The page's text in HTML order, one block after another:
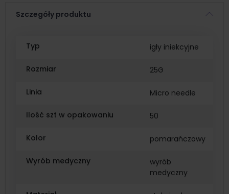
Szczegóły produktu
Typ igły iniekcyjne
Rozmiar 25G
Linia Micro needle
Ilość szt w opakowaniu 50
Kolor pomarańczowy
Wyrób medyczny
wyrób
medyczny